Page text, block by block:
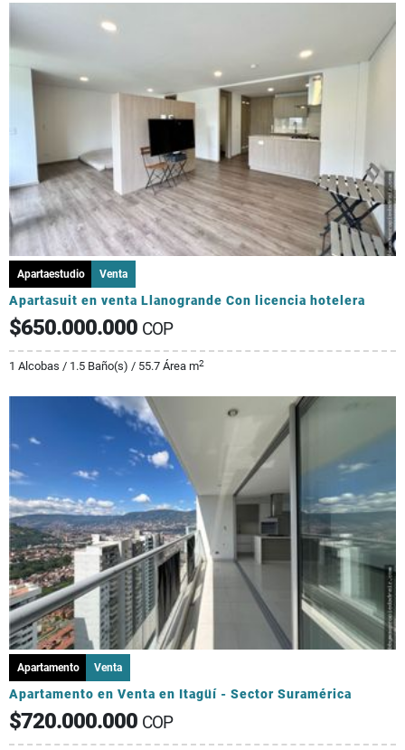
Apartaestudio Venta
Apartasuit en venta Llanogrande Con licencia hotelera
$650.000.000 COP
1 Alcobas / 1.5 Baño(s) / 55.7 Área m2
Apartamento Venta
Apartamento en Venta en Itagüí - Sector Suramérica
$720.000.000 COP